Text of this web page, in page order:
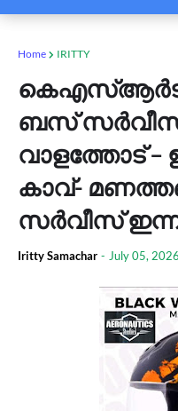
Home IRITTY
ബസ് സർവീസ്
വാളത്തോട് –
കാവ്-
സർവീസ്
Iritty Samachar - July 05, 2026